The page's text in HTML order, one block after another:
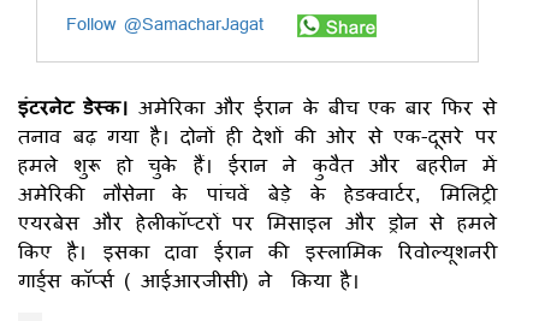
Follow @SamacharJagat
इंटरनेट डेस्क।अमेरिका और ईरान के बीच एक बार फिर से
तनाव बढ़ गया है। दोनों ही देशों की ओर से एक-दूसरे पर
हमले शुरू हो चुके हैं। ईरान ने कुवैत और बहरीन में
अमेरिकी नौसेना के पांचवें बेड़े के हेडक्वार्टर, मिलिट्री
एयरबेस और हेलीकॉप्टरों पर मिसाइल और ड्रोन से हमले
किए है। इसका दावा ईरान की इस्लामिक रिवोल्यूशनरी
गार्ड्स कॉर्प्स ( आईआरजीसी) ने किया है।